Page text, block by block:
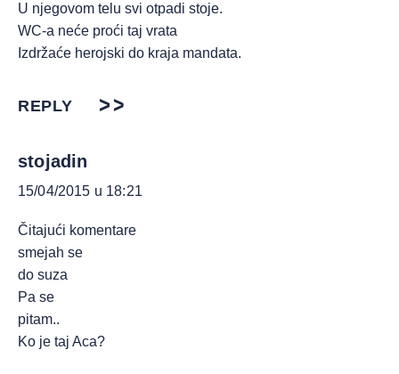
U njegovom telu svi otpadi stoje.
WC-a neće proći taj vrata
Izdržaće herojski do kraja mandata.
REPLY
stojadin
15/04/2015 u 18:21
Čitajući komentare
smejah se
do suza
Pa se
pitam..
Ko je taj Aca?